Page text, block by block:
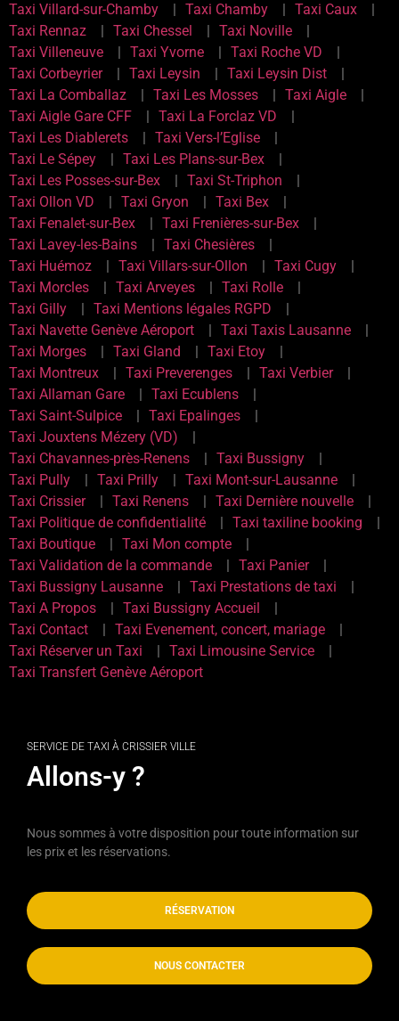
Taxi Villard-sur-Chamby
Taxi Chamby
Taxi Caux
Taxi Rennaz
Taxi Chessel
Taxi Noville
Taxi Villeneuve
Taxi Yvorne
Taxi Roche VD
Taxi Corbeyrier
Taxi Leysin
Taxi Leysin Dist
Taxi La Comballaz
Taxi Les Mosses
Taxi Aigle
Taxi Aigle Gare CFF
Taxi La Forclaz VD
Taxi Les Diablerets
Taxi Vers-l’Eglise
Taxi Le Sépey
Taxi Les Plans-sur-Bex
Taxi Les Posses-sur-Bex
Taxi St-Triphon
Taxi Ollon VD
Taxi Gryon
Taxi Bex
Taxi Fenalet-sur-Bex
Taxi Frenières-sur-Bex
Taxi Lavey-les-Bains
Taxi Chesières
Taxi Huémoz
Taxi Villars-sur-Ollon
Taxi Cugy
Taxi Morcles
Taxi Arveyes
Taxi Rolle
Taxi Gilly
Taxi Mentions légales RGPD
Taxi Navette Genève Aéroport
Taxi Taxis Lausanne
Taxi Morges
Taxi Gland
Taxi Etoy
Taxi Montreux
Taxi Preverenges
Taxi Verbier
Taxi Allaman Gare
Taxi Ecublens
Taxi Saint-Sulpice
Taxi Epalinges
Taxi Jouxtens Mézery (VD)
Taxi Chavannes-près-Renens
Taxi Bussigny
Taxi Pully
Taxi Prilly
Taxi Mont-sur-Lausanne
Taxi Crissier
Taxi Renens
Taxi Dernière nouvelle
Taxi Politique de confidentialité
Taxi taxiline booking
Taxi Boutique
Taxi Mon compte
Taxi Validation de la commande
Taxi Panier
Taxi Bussigny Lausanne
Taxi Prestations de taxi
Taxi A Propos
Taxi Bussigny Accueil
Taxi Contact
Taxi Evenement, concert, mariage
Taxi Réserver un Taxi
Taxi Limousine Service
Taxi Transfert Genève Aéroport
SERVICE DE TAXI À CRISSIER VILLE
Allons-y ?
Nous sommes à votre disposition pour toute information sur
les prix et les réservations.
RÉSERVATION
NOUS CONTACTER